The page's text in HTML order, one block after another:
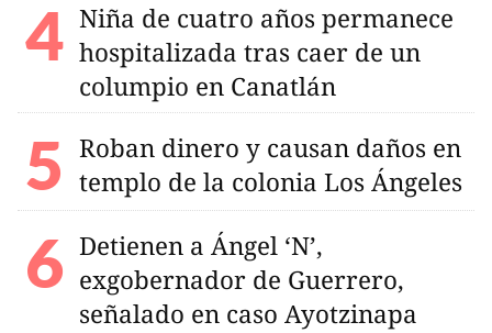
Niña de cuatro años permanece
hospitalizada tras caer de un
columpio en Canatlán
Roban dinero y causan daños en
templo de la colonia Los Ángeles
Detienen a Ángel ‘N’,
exgobernador de Guerrero,
señalado en caso Ayotzinapa